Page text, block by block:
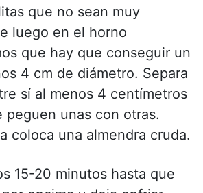
que no sean muy
luego en el horno
que hay que conseguir un
4 cm de diámetro. Separa
sí al menos 4 centímetros
peguen unas con otras.
coloca una almendra cruda.
15-20 minutos hasta que